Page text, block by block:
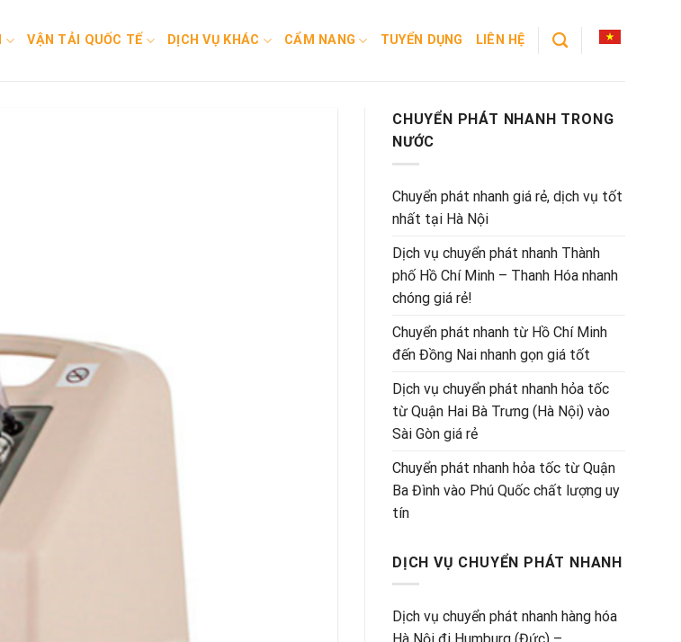
VẬN TẢI QUỐC TẾ DỊCH VỤ KHÁC CẨM NANG TUYỂN DỤNG LIÊN HỆ
CHUYỂN PHÁT NHANH TRONG
NƯỚC
Chuyển phát nhanh giá rẻ, dịch vụ tốt
nhất tại Hà Nội
Dịch vụ chuyển phát nhanh Thành
phố Hồ Chí Minh – Thanh Hóa nhanh
chóng giá rẻ!
Chuyển phát nhanh từ Hồ Chí Minh
đến Đồng Nai nhanh gọn giá tốt
Dịch vụ chuyển phát nhanh hỏa tốc
từ Quận Hai Bà Trưng (Hà Nội) vào
Sài Gòn giá rẻ
Chuyển phát nhanh hỏa tốc từ Quận
Ba Đình vào Phú Quốc chất lượng uy
tín
DỊCH VỤ CHUYỂN PHÁT NHANH
Dịch vụ chuyển phát nhanh hàng hóa